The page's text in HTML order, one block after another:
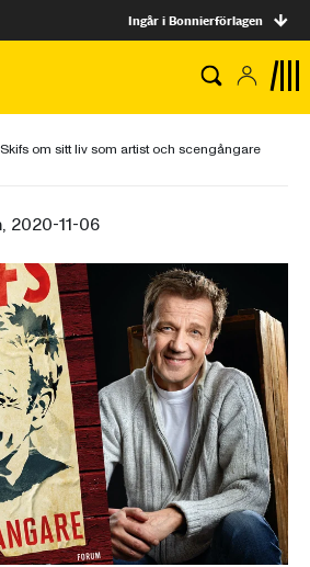
Ingår i Bonnierförlagen
om sitt liv som artist och scengångare
, 2020-11-06